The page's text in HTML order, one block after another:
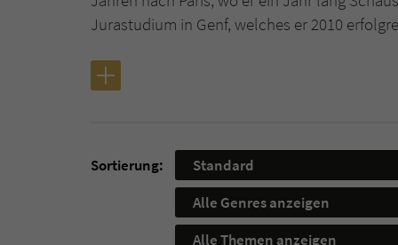
Jurastudium in Genf, welches er 2010
Sortierung:
Standard
Alle Genres anzeigen
Alle Themen anzeigen